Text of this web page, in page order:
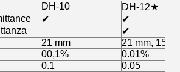
DH-10
DH-12★
✔
✔
✔
21 mm
21 mm, 15
00,1%
0.01%
0.1
0.05